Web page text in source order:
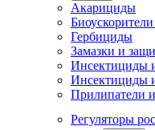
Акарициды
Гербициды
Замазки и
Инсектициды
Инсектициды
Прилипатели
Регуляторы